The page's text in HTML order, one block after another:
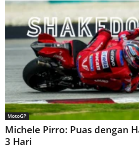
MotoGP
Michele Pirro: Puas dengan
3 Hari